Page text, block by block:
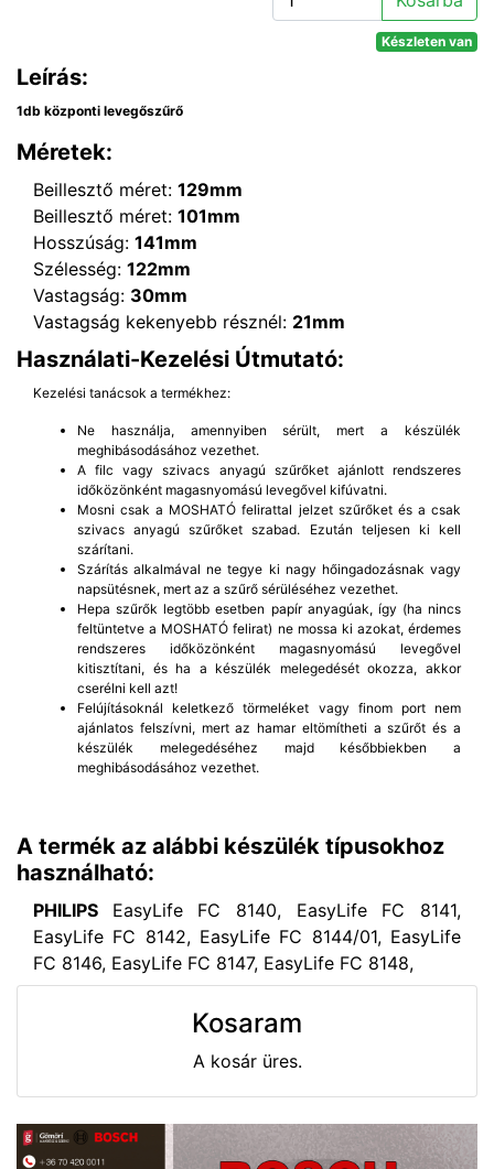
Készleten van
Leírás:
1db központi levegőszűrő
Méretek:
Beillesztő méret: 129mm
Beillesztő méret: 101mm
Hosszúság: 141mm
Szélesség: 122mm
Vastagság: 30mm
Vastagság kekenyebb résznél: 21mm
Használati-Kezelési Útmutató:
Kezelési tanácsok a termékhez:
Ne használja, amennyiben sérült, mert a készülék
meghibásodásához vezethet.
A filc vagy szivacs anyagú szűrőket ajánlott rendszeres
időközönként magasnyomású levegővel kifúvatni.
Mosni csak a MOSHATÓ felirattal jelzet szűrőket és a csak
szivacs anyagú szűrőket szabad. Ezután teljesen ki kell
szárítani.
Szárítás alkalmával ne tegye ki nagy hőingadozásnak vagy
napsütésnek, mert az a szűrő sérüléséhez vezethet.
Hepa szűrők legtöbb esetben papír anyagúak, így (ha nincs
feltüntetve a MOSHATÓ felirat) ne mossa ki azokat, érdemes
rendszeres időközönként magasnyomású levegővel
kitisztítani, és ha a készülék melegedését okozza, akkor
cserélni kell azt!
Felújításoknál keletkező törmeléket vagy finom port nem
ajánlatos felszívni, mert az hamar eltömítheti a szűrőt és a
készülék melegedéséhez majd későbbiekben a
meghibásodásához vezethet.
A termék az alábbi készülék típusokhoz
használható:
PHILIPS EasyLife FC 8140, EasyLife FC 8141,
EasyLife FC 8142, EasyLife FC 8144/01, EasyLife
FC 8146, EasyLife FC 8147, EasyLife FC 8148,
Kosaram
A kosár üres.